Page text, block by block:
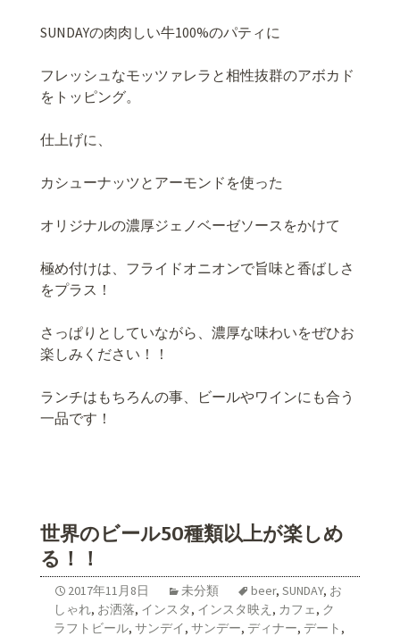
SUNDAYの肉肉しい牛100%のパティに
フレッシュなモッツァレラと相性抜群のアボカド
をトッピング。
仕上げに、
カシューナッツとアーモンドを使った
オリジナルの濃厚ジェノベーゼソースをかけて
極め付けは、フライドオニオンで旨味と香ばしさ
をプラス！
さっぱりとしていながら、濃厚な味わいをぜひお
楽しみください！！
ランチはもちろんの事、ビールやワインにも合う
一品です！
世界のビール50種類以上が楽しめ
る！！
2017年11月8日 未分類 beer, SUNDAY, お
しゃれ, お洒落, インスタ, インスタ映え , カフェ, ク
ラフトビール, サンデイ, サンデー, ディナー, デート ,